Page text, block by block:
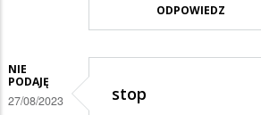
ODPOWIEDZ
NIE
PODAJĘ
27/08/2023 stop